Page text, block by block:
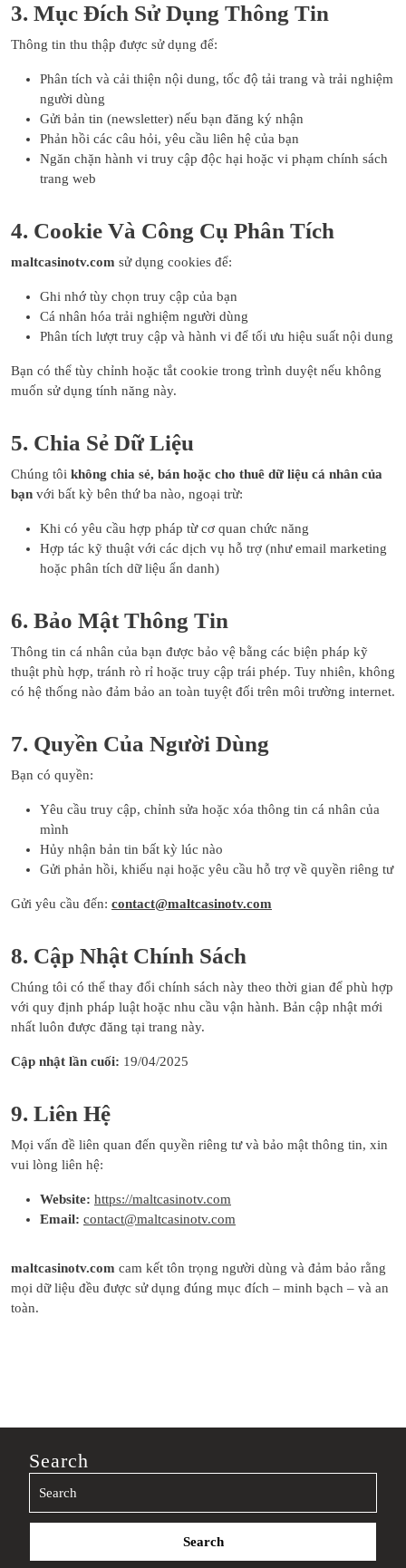
3. Mục Đích Sử Dụng Thông Tin
Thông tin thu thập được sử dụng để:
Phân tích và cải thiện nội dung, tốc độ tải trang và trải nghiệm
người dùng
Gửi bản tin (newsletter) nếu bạn đăng ký nhận
Phản hồi các câu hỏi, yêu cầu liên hệ của bạn
Ngăn chặn hành vi truy cập độc hại hoặc vi phạm chính sách
trang web
4. Cookie Và Công Cụ Phân Tích
maltcasinotv.com sử dụng cookies để:
Ghi nhớ tùy chọn truy cập của bạn
Cá nhân hóa trải nghiệm người dùng
Phân tích lượt truy cập và hành vi để tối ưu hiệu suất nội dung
Bạn có thể tùy chỉnh hoặc tắt cookie trong trình duyệt nếu không
muốn sử dụng tính năng này.
5. Chia Sẻ Dữ Liệu
Chúng tôi không chia sẻ, bán hoặc cho thuê dữ liệu cá nhân của
bạn với bất kỳ bên thứ ba nào, ngoại trừ:
Khi có yêu cầu hợp pháp từ cơ quan chức năng
Hợp tác kỹ thuật với các dịch vụ hỗ trợ (như email marketing
hoặc phân tích dữ liệu ẩn danh)
6. Bảo Mật Thông Tin
Thông tin cá nhân của bạn được bảo vệ bằng các biện pháp kỹ
thuật phù hợp, tránh rò rỉ hoặc truy cập trái phép. Tuy nhiên, không
có hệ thống nào đảm bảo an toàn tuyệt đối trên môi trường internet.
7. Quyền Của Người Dùng
Bạn có quyền:
Yêu cầu truy cập, chỉnh sửa hoặc xóa thông tin cá nhân của
mình
Hủy nhận bản tin bất kỳ lúc nào
Gửi phản hồi, khiếu nại hoặc yêu cầu hỗ trợ về quyền riêng tư
Gửi yêu cầu đến: contact@maltcasinotv.com
8. Cập Nhật Chính Sách
Chúng tôi có thể thay đổi chính sách này theo thời gian để phù hợp
với quy định pháp luật hoặc nhu cầu vận hành. Bản cập nhật mới
nhất luôn được đăng tại trang này.
Cập nhật lần cuối: 19/04/2025
9. Liên Hệ
Mọi vấn đề liên quan đến quyền riêng tư và bảo mật thông tin, xin
vui lòng liên hệ:
Website: https://maltcasinotv.com
Email: contact@maltcasinotv.com
maltcasinotv.com cam kết tôn trọng người dùng và đảm bảo rằng
mọi dữ liệu đều được sử dụng đúng mục đích – minh bạch – và an
toàn.
Search
Search